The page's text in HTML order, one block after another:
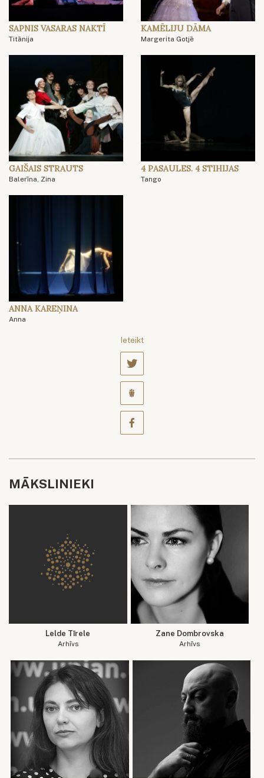
SAPNIS VASARAS NAKTĪ
Titānija
KAMĒLIJU DĀMA
Margerita Gotjē
GAIŠAIS STRAUTS
Balerīna, Zina
4 PASAULES. 4 STIHIJAS
Tango
ANNA KAREŅINA
Anna
Ieteikt
MĀKSLINIEKI
Lelde Tīrele
Arhīvs
Zane Dombrovska
Arhīvs